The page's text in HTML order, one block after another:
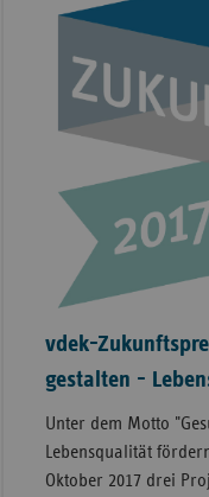
vdek-
gestalten -
Unter dem Motto
Lebensqualität
Oktober 2017 drei